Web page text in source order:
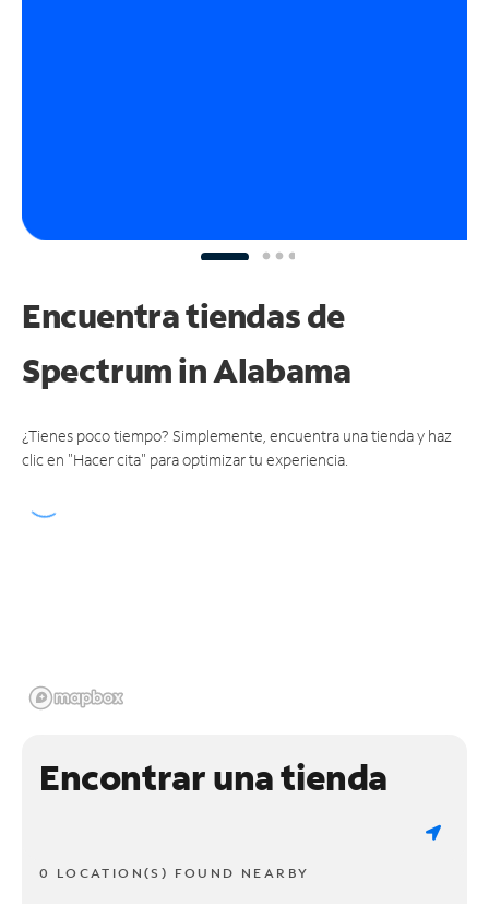
Encuentra tiendas de
Spectrumin Alabama
¿Tienes poco tiempo? Simplemente, encuentra una tienda y haz
clic en "Hacer cita" para optimizar tu experiencia.
Encontrar una tienda
0 LOCATION(S) FOUND NEARBY